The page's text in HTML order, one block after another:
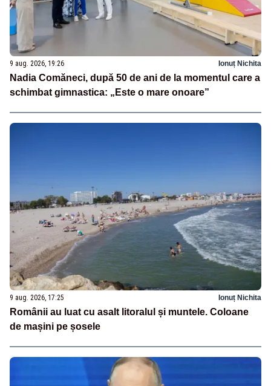
9 aug. 2026, 19:26 Ionuț Nichita
Nadia Comăneci, după 50 de ani de la momentul care a
schimbat gimnastica: „Este o mare onoare”
9 aug. 2026, 17:25 Ionuț Nichita
Românii au luat cu asalt litoralul și muntele. Coloane
de mașini pe șosele